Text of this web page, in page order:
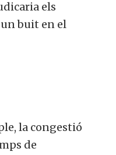
els
buit en el
la congestió
de